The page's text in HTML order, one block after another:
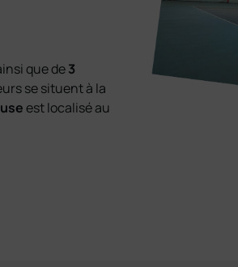
que de3
se situent à la
est localisé au